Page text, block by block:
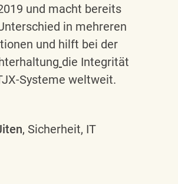
und macht bereits
in mehreren
und hilft bei der
die Integrität
Systeme weltweit.
, Sicherheit, IT